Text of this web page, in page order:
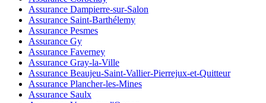
Assurance Dampierre-sur-Salon
Assurance Saint-Barthélemy
Assurance Pesmes
Assurance Gy
Assurance Faverney
Assurance Gray-la-Ville
Assurance Beaujeu-Saint-Vallier-Pierrejux-et-Quitteur
Assurance Plancher-les-Mines
Assurance Saulx